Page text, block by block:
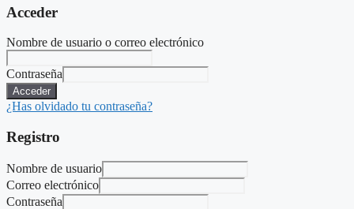
Acceder
Nombre de usuario o correo electrónico
Contraseña
Acceder
¿Has olvidado tu contraseña?
Registro
Nombre de usuario
Correo electrónico
Contraseña